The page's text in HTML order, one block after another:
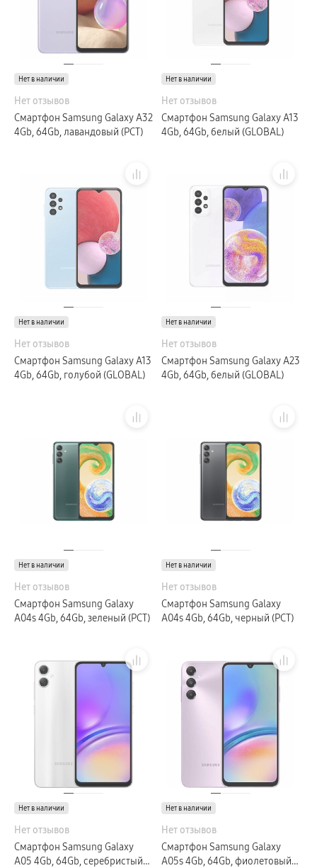
Нет в наличии
Нет отзывов
Смартфон Samsung Galaxy A32
4Gb, 64Gb, лавандовый (РСТ)
Нет в наличии
Нет отзывов
Смартфон Samsung Galaxy A13
4Gb, 64Gb, белый (GLOBAL)
Нет в наличии
Нет отзывов
Смартфон Samsung Galaxy A13
4Gb, 64Gb, голубой (GLOBAL)
Нет в наличии
Нет отзывов
Смартфон Samsung Galaxy A23
4Gb, 64Gb, белый (GLOBAL)
Нет в наличии
Нет отзывов
Смартфон Samsung Galaxy
A04s 4Gb, 64Gb, зеленый (РСТ)
Нет в наличии
Нет отзывов
Смартфон Samsung Galaxy
A04s 4Gb, 64Gb, черный (РСТ)
Нет в наличии
Нет отзывов
Смартфон Samsung Galaxy
A05 4Gb, 64Gb, серебристый
Нет в наличии
Нет отзывов
Смартфон Samsung Galaxy
A05s 4Gb, 64Gb, фиолетовый